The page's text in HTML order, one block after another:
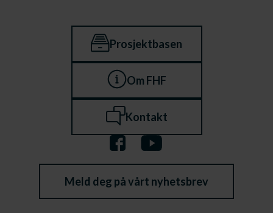
Prosjektbasen
Om FHF
Kontakt
Meld deg på vårt nyhetsbrev